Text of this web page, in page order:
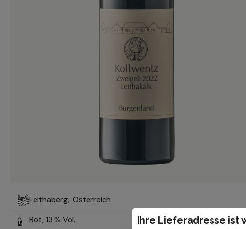
Leithaberg, Österreich
Rot, 13 % Vol.
Ihre Lieferadresse ist